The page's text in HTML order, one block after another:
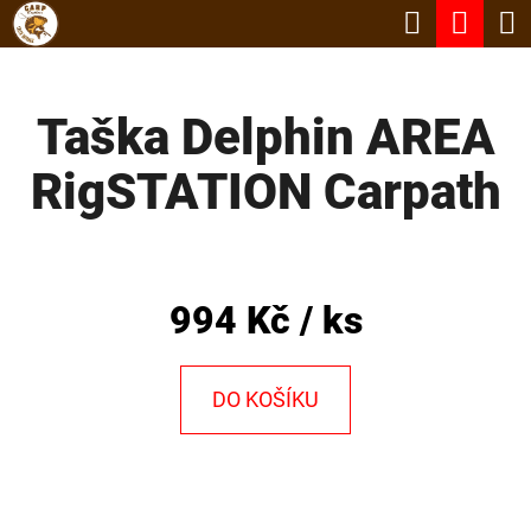
Přejít
Hledat
Taška Delphin AREA
RigSTATION Carpath
994 Kč / ks
DO KOŠÍKU
K
O